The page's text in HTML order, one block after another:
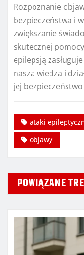
Rozpoznanie
bezpieczeństwa i
zwiększanie
skutecznej
epilepsją
nasza wiedza i
jej
ataki
objawy
POWIĄZANE